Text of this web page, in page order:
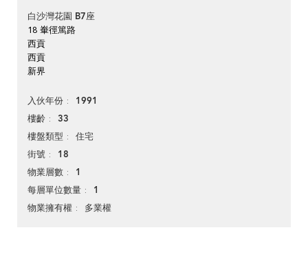
白沙灣花園 B7座
18 輋徑篤路
西貢
西貢
新界
入伙年份 1991
樓齡 33
樓盤類型 住宅
街號 18
物業層數 1
每層單位數量 1
物業擁有權 多業權